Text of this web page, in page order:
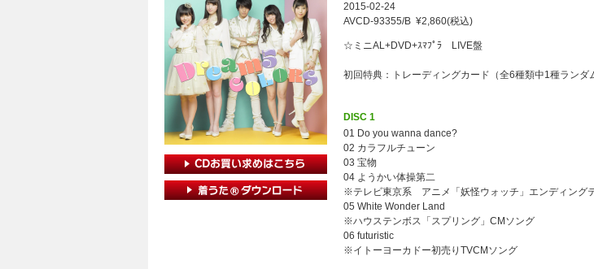
2015-02-24
AVCD-93355/B ¥2,860(税込)
☆ミニAL+DVD+ｽﾏﾌﾟﾗ LIVE盤
初回特典：トレーディングカード（全6種類中1種ランダ
DISC 1
01 Do you wanna dance?
02 カラフルチューン
03 宝物
04 ようかい体操第二
※テレビ東京系 アニメ「妖怪ウォッチ」エンディング
05 White Wonder Land
※ハウステンボス「スプリング」CMソング
06 futuristic
※イトーヨーカドー初売りTVCMソング